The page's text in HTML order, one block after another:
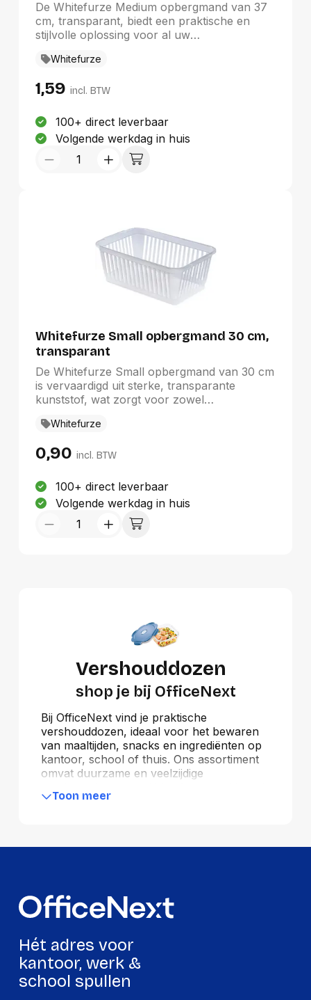
De Whitefurze Medium opbergmand van 37
cm, transparant, biedt een praktische en
stijlvolle oplossing voor al uw
kunststof en met een gewicht van slechts
organiseren van huishoudartikelen. Met
stapelbaar ontwerp, bespaart u ruimte
zonder in te boeten op stijl. Het transparante
design zorgt ervoor dat uw leefruimte
overzichtelijk en elegant blijft.
Whitefurze
1,59 incl. BTW
100+ direct leverbaar
Volgende werkdag in huis
Whitefurze Small opbergmand 30 cm,
transparant
De Whitefurze Small opbergmand van 30 cm
is vervaardigd uit sterke, transparante
kunststof, wat zorgt voor zowel
Met afmetingen van 30 x 19 x 11 cm biedt
oplossing voor het opbergen van
maakt het eenvoudig om uw spullen te
organiseren, waardoor het een ideale keuze
is voor zowel thuisgebruik als in de catering.
Een veelzijdige toevoeging aan elke ruimte.
Whitefurze
0,90 incl. BTW
100+ direct leverbaar
Volgende werkdag in huis
Vershouddozen
shop je bij OfficeNext
Bij OfficeNext vind je praktische
vershouddozen, ideaal voor het bewaren
van maaltijden, snacks en ingrediënten op
kantoor, school of thuis. Ons assortiment
omvat duurzame en veelzijdige
verkrijgbaar in verschillende formaten en
gemak en hygiëne centraal staan. Perfect
voor dagelijks gebruik in kantines, keukens
Toon meer
Hét adres voor
kantoor, werk &
school spullen